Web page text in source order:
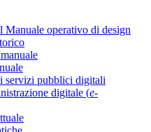
Manuale operativo di design
servizi pubblici digitali
digitale (e-